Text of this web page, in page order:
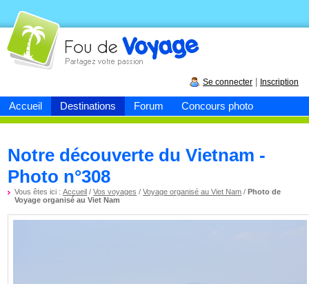
Accueil Destinations Forum Concours photo
Fou devoyage
Se connecter Inscription
Notre découverte du Vietnam -
Photo n°308
Vous êtes ici :Accueil /Vos voyages /Voyage organisé au Viet Nam /Photo de
Voyage organisé au Viet Nam